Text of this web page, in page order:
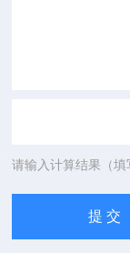
请输入计算结果（